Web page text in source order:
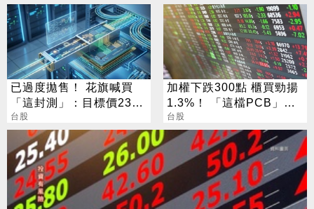
已過度拋售！ 花旗喊買
「這封測」：目標價230
元
台股
加權下跌300點 櫃買勁揚
1.3%！ 「這檔PCB」連3
天漲停
台股